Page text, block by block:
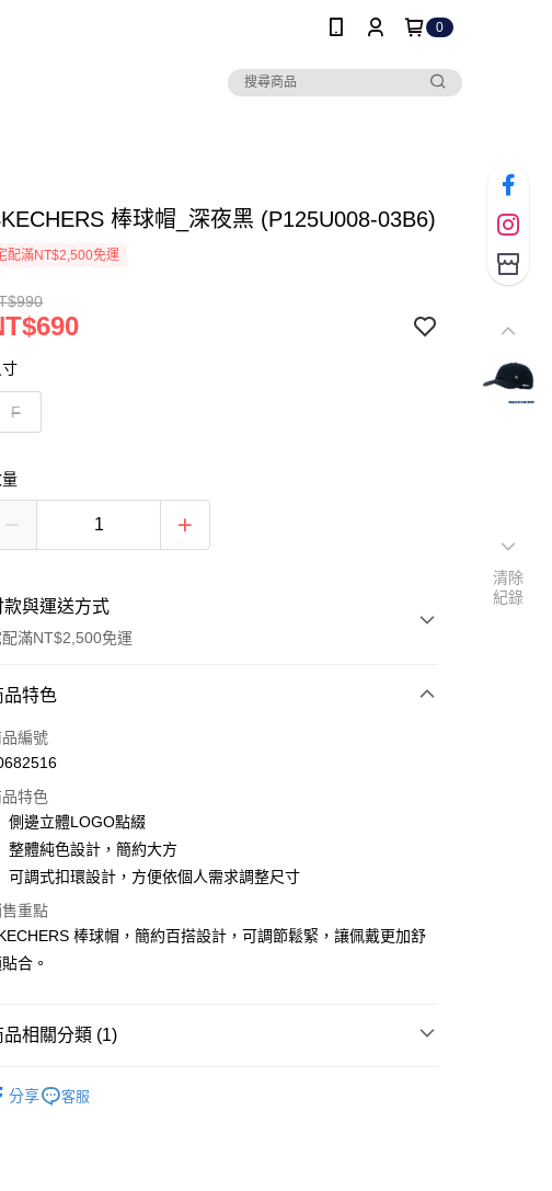
0
棒球帽_深夜黑 (P125U008-03B6)
配滿NT$2,500免運
F
款與運送方式
配滿NT$2,500免運
款方式
卡一次付款
哥付你分期
關說明
本服務由台灣大哥大提供，台灣大哥大用戶可立即使用無須另外申請。
付款方式選擇「大哥付你分期」，訂單成立後會自動跳轉到大哥付的交易
程，驗證手機門號後，選擇欲分期的期數、繳款截止日，確認付款後即
成交易。
實際核准額度、可分期數及費用金額請依後續交易確認頁面所載為準。
繳款方式說明】
2.透過簡訊連結打開帳單後，可選擇「超商條碼／台灣大直營門市／銀行轉
付款
品特色
品編號
特色
側邊立體LOGO點綴
整體純色設計，簡約大方
可調式扣環設計，方便依個人需求調整尺寸
重點
棒球帽，簡約百搭設計，可調節鬆緊，讓佩戴更加舒
合。
品相關分類 (1)
分享
客服
清除
紀錄